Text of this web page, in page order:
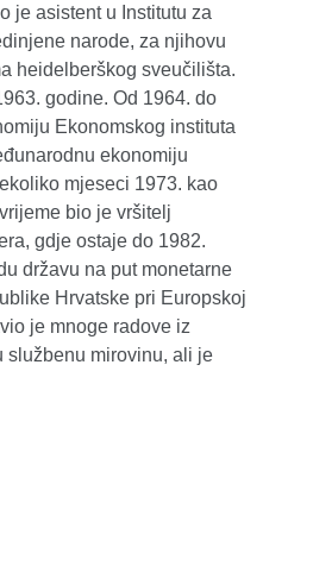
je asistent u Institutu za
narode, za njihovu
heidelberškog sveučilišta.
godine. Od 1964. do
Ekonomskog instituta
ekonomiju
mjeseci 1973. kao
bio je vršitelj
gdje ostaje do 1982.
državu na put monetarne
Hrvatske pri Europskoj
je mnoge radove iz
službenu mirovinu, ali je